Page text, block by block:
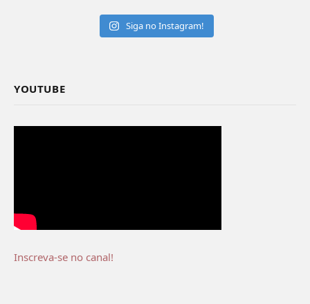
Siga no Instagram!
YOUTUBE
Inscreva-se no canal!